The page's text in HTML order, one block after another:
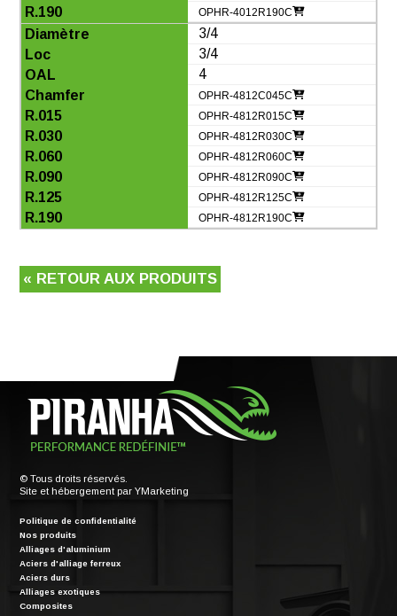
OPHR-4012R190C
3/4
3/4
4
OPHR-4812C045C
OPHR-4812R015C
OPHR-4812R030C
OPHR-4812R060C
OPHR-4812R090C
OPHR-4812R125C
OPHR-4812R190C
« RETOUR AUX PRODUITS
© Tous droits réservés.
Site et hébergement parYMarketing
Politique de confidentialité
Nos produits
Alliages d'aluminium
Aciers d'alliage ferreux
Aciers durs
Alliages exotiques
Composites